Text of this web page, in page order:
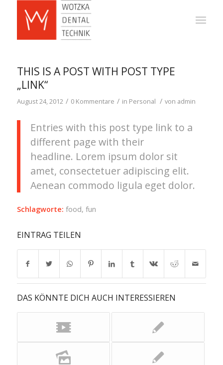
THIS IS A POST WITH POST TYPE
„LINK“
August 24, 2012 / 0 Kommentare / in Personal / von admin
Entries with this post type link to a
different page with their
headline. Lorem ipsum dolor sit
amet, consectetuer adipiscing elit.
Aenean commodo ligula eget dolor.
Schlagworte: food, fun
EINTRAG TEILEN
DAS KÖNNTE DICH AUCH INTERESSIEREN